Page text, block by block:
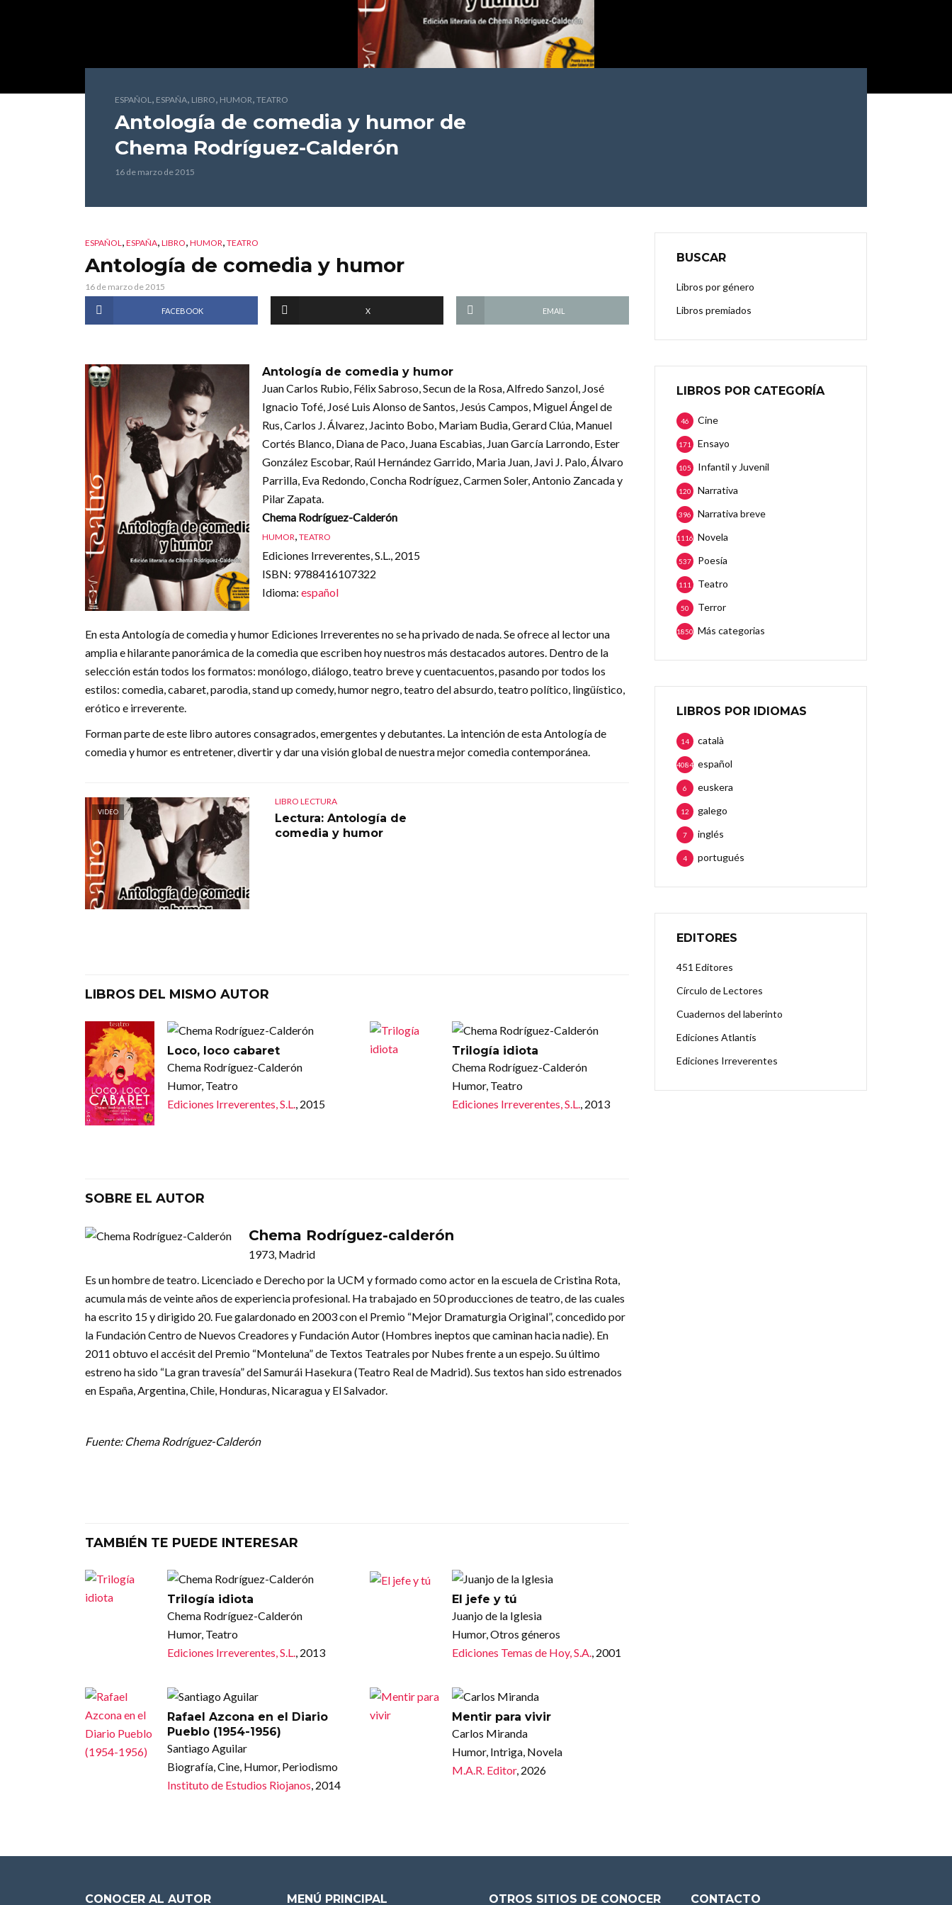
ESPAÑOL, ESPAÑA, LIBRO, HUMOR, TEATRO
Antología de comedia y humor de
Chema Rodríguez-Calderón
16 de marzo de 2015
ESPAÑOL, ESPAÑA, LIBRO, HUMOR, TEATRO
Antología de comedia y humor
16 de marzo de 2015
FACEBOOK X EMAIL
Antología de comedia y humor
Juan Carlos Rubio, Félix Sabroso, Secun de la Rosa, Alfredo Sanzol, José
Ignacio Tofé, José Luis Alonso de Santos, Jesús Campos, Miguel Ángel de
Rus, Carlos J. Álvarez, Jacinto Bobo, Mariam Budia, Gerard Clúa, Manuel
Cortés Blanco, Diana de Paco, Juana Escabias, Juan García Larrondo, Ester
González Escobar, Raúl Hernández Garrido, Maria Juan, Javi J. Palo, Álvaro
Parrilla, Eva Redondo, Concha Rodríguez, Carmen Soler, Antonio Zancada y
Pilar Zapata.
Chema Rodríguez-Calderón
HUMOR, TEATRO
Ediciones Irreverentes, S.L., 2015
ISBN: 9788416107322
Idioma: español
En esta Antología de comedia y humor Ediciones Irreverentes no se ha privado de nada. Se ofrece al lector una
amplia e hilarante panorámica de la comedia que escriben hoy nuestros más destacados autores. Dentro de la
selección están todos los formatos: monólogo, diálogo, teatro breve y cuentacuentos, pasando por todos los
estilos: comedia, cabaret, parodia, stand up comedy, humor negro, teatro del absurdo, teatro político, lingüístico,
erótico e irreverente.
Forman parte de este libro autores consagrados, emergentes y debutantes. La intención de esta Antología de
comedia y humor es entretener, divertir y dar una visión global de nuestra mejor comedia contemporánea.
VIDEO
LIBRO LECTURA
Lectura: Antología de
comedia y humor
LIBROS DEL MISMO AUTOR
Loco, loco cabaret
Chema Rodríguez-Calderón
Humor, Teatro
Ediciones Irreverentes, S.L., 2015
Trilogía idiota
Chema Rodríguez-Calderón
Humor, Teatro
Ediciones Irreverentes, S.L., 2013
SOBRE EL AUTOR
Chema Rodríguez-calderón
1973, Madrid
Es un hombre de teatro. Licenciado e Derecho por la UCM y formado como actor en la escuela de Cristina Rota,
acumula más de veinte años de experiencia profesional. Ha trabajado en 50 producciones de teatro, de las cuales
ha escrito 15 y dirigido 20. Fue galardonado en 2003 con el Premio “Mejor Dramaturgia Original”, concedido por
la Fundación Centro de Nuevos Creadores y Fundación Autor (Hombres ineptos que caminan hacia nadie). En
2011 obtuvo el accésit del Premio “Monteluna” de Textos Teatrales por Nubes frente a un espejo. Su último
estreno ha sido “La gran travesía” del Samurái Hasekura (Teatro Real de Madrid). Sus textos han sido estrenados
en España, Argentina, Chile, Honduras, Nicaragua y El Salvador.
Fuente: Chema Rodríguez-Calderón
TAMBIÉN TE PUEDE INTERESAR
Trilogía idiota
Chema Rodríguez-Calderón
Humor, Teatro
Ediciones Irreverentes, S.L., 2013
El jefe y tú
Juanjo de la Iglesia
Humor, Otros géneros
Ediciones Temas de Hoy, S.A., 2001
Rafael Azcona en el Diario
Pueblo (1954-1956)
Santiago Aguilar
Biografía, Cine, Humor, Periodismo
Instituto de Estudios Riojanos, 2014
Mentir para vivir
Carlos Miranda
Humor, Intriga, Novela
M.A.R. Editor, 2026
BUSCAR
Libros por género
Libros premiados
LIBROS POR CATEGORÍA
Cine
46
Ensayo
171
Infantil y Juvenil
105
Narrativa
120
Narrativa breve
396
Novela
1116
Poesía
537
Teatro
111
Terror
50
Más categorias
1850
LIBROS POR IDIOMAS
català
14
español
4084
euskera
6
galego
12
inglés
7
portugués
4
EDITORES
451 Editores
Círculo de Lectores
Cuadernos del laberinto
Ediciones Atlantis
Ediciones Irreverentes
CONOCER AL AUTOR MENÚ PRINCIPAL OTROS SITIOS DE CONOCER CONTACTO